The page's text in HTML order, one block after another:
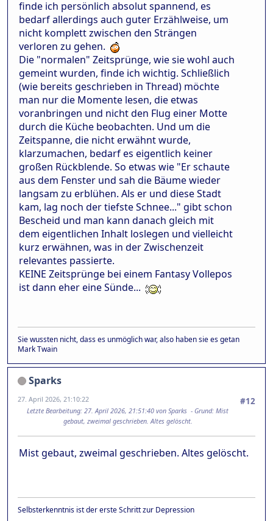
finde ich persönlich absolut spannend, es
bedarf allerdings auch guter Erzählweise, um
nicht komplett zwischen den Strängen
verloren zu gehen.
Die "normalen" Zeitsprünge, wie sie wohl auch
gemeint wurden, finde ich wichtig. Schließlich
(wie bereits geschrieben in Thread) möchte
man nur die Momente lesen, die etwas
voranbringen und nicht den Flug einer Motte
durch die Küche beobachten. Und um die
Zeitspanne, die nicht erwähnt wurde,
klarzumachen, bedarf es eigentlich keiner
großen Rückblende. So etwas wie "Er schaute
aus dem Fenster und sah die Bäume wieder
langsam zu erblühen. Als er und diese Stadt
kam, lag noch der tiefste Schnee..." gibt schon
Bescheid und man kann danach gleich mit
dem eigentlichen Inhalt loslegen und vielleicht
kurz erwähnen, was in der Zwischenzeit
relevantes passierte.
KEINE Zeitsprünge bei einem Fantasy Vollepos
ist dann eher eine Sünde...
Sie wussten nicht, dass es unmöglich war, also haben sie es getan
Mark Twain
Sparks
#12
27. April 2026, 21:10:22
Letzte Bearbeitung: 27. April 2026, 21:51:40 von Sparks Grund: Mist
gebaut, zweimal geschrieben. Altes gelöscht.
Mist gebaut, zweimal geschrieben. Altes gelöscht.
Selbsterkenntnis ist der erste Schritt zur Depression